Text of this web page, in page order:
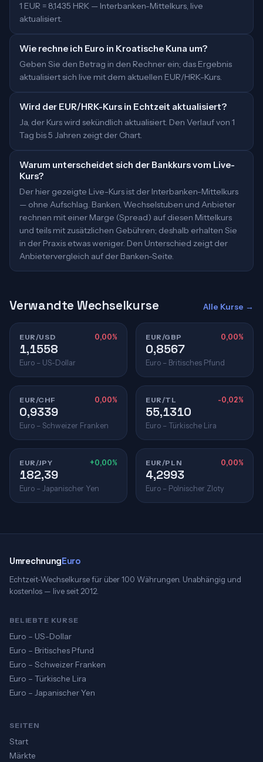
1 EUR = 8,1435 HRK — Interbanken-Mittelkurs, live
aktualisiert.
Wie rechne ich Euro in Kroatische Kuna um?
Geben Sie den Betrag in den Rechner ein; das Ergebnis
aktualisiert sich live mit dem aktuellen EUR/HRK-Kurs.
Wird der EUR/HRK-Kurs in Echtzeit aktualisiert?
Ja, der Kurs wird sekündlich aktualisiert. Den Verlauf von 1
Tag bis 5 Jahren zeigt der Chart.
Warum unterscheidet sich der Bankkurs vom Live-
Kurs?
Der hier gezeigte Live-Kurs ist der Interbanken-Mittelkurs
— ohne Aufschlag. Banken, Wechselstuben und Anbieter
rechnen mit einer Marge (Spread) auf diesen Mittelkurs
und teils mit zusätzlichen Gebühren; deshalb erhalten Sie
in der Praxis etwas weniger. Den Unterschied zeigt der
Anbietervergleich auf der Banken-Seite.
Verwandte Wechselkurse Alle Kurse →
EUR/USD 0,00%
1,1558
Euro – US-Dollar
EUR/GBP 0,00%
0,8567
Euro – Britisches Pfund
EUR/CHF 0,00%
0,9339
Euro – Schweizer Franken
EUR/TL -0,02%
55,1310
Euro – Türkische Lira
EUR/JPY +0,00%
182,39
Euro – Japanischer Yen
EUR/PLN 0,00%
4,2993
Euro – Polnischer Zloty
UmrechnungEuro
Echtzeit-Wechselkurse für über 100 Währungen. Unabhängig und
kostenlos — live seit 2012.
BELIEBTE KURSE
Euro – US-Dollar
Euro – Britisches Pfund
Euro – Schweizer Franken
Euro – Türkische Lira
Euro – Japanischer Yen
SEITEN
Start
Märkte